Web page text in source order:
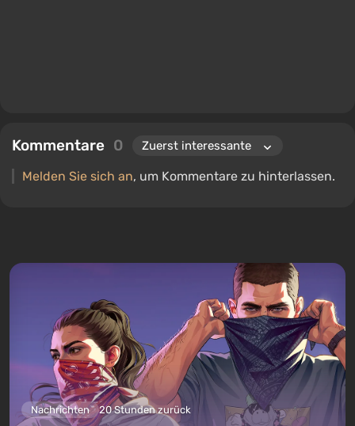
Kommentare 0
Melden Sie sich an, um Kommentare zu hinterlassen.
Nachrichten 20 Stunden zurück